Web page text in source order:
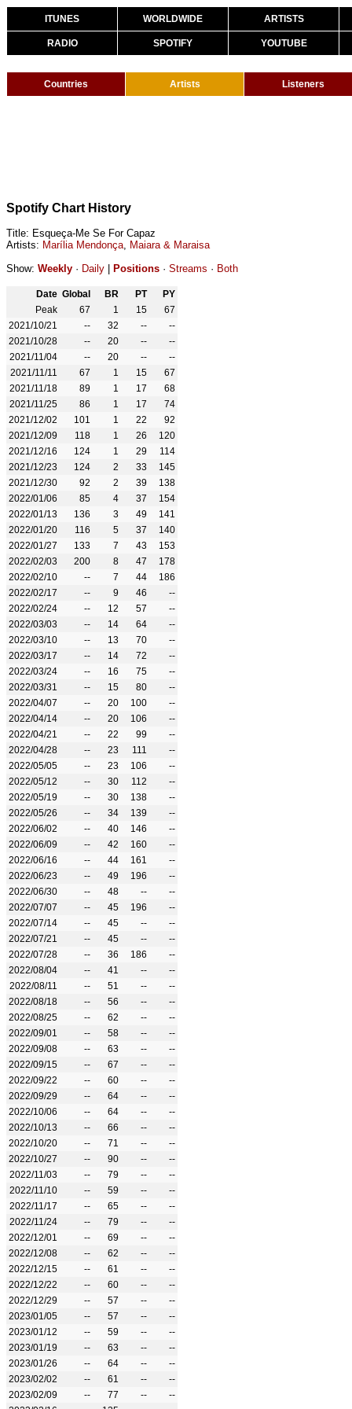
ITUNES WORLDWIDE ARTISTS
RADIO SPOTIFY YOUTUBE
Countries Artists Listeners
Spotify Chart History
Title: Esqueça-Me Se For Capaz
Artists: Marília Mendonça, Maiara & Maraisa
Show: Weekly · Daily Positions · Streams · Both
Date Global BR PT
PY
Peak
67 1 15
67
2021/10/21
-- 32 --
--
2021/10/28
-- 20 --
--
2021/11/04
-- 20 --
--
2021/11/11
67 1 15
67
2021/11/18
89 1 17
68
2021/11/25
86 1 17
74
2021/12/02
101 1 22
92
2021/12/09
118 1 26
120
2021/12/16
124 1 29
114
2021/12/23
124 2 33
145
2021/12/30
92 2 39
138
2022/01/06
85 4 37
154
2022/01/13
136 3 49
141
2022/01/20
116 5 37
140
2022/01/27
133 7 43
153
2022/02/03
200 8 47
178
2022/02/10
-- 7 44
186
2022/02/17
-- 9 46
--
2022/02/24
-- 12 57
--
2022/03/03
-- 14 64
--
2022/03/10
-- 13 70
--
2022/03/17
-- 14 72
--
2022/03/24
-- 16 75
--
2022/03/31
-- 15 80
--
2022/04/07
-- 20 100
--
2022/04/14
-- 20 106
--
2022/04/21
-- 22 99
--
2022/04/28
-- 23 111
--
2022/05/05
-- 23 106
--
2022/05/12
-- 30 112
--
2022/05/19
-- 30 138
--
2022/05/26
-- 34 139
--
2022/06/02
-- 40 146
--
2022/06/09
-- 42 160
--
2022/06/16
-- 44 161
--
2022/06/23
-- 49 196
--
2022/06/30
-- 48 --
--
2022/07/07
-- 45 196
--
2022/07/14
-- 45 --
--
2022/07/21
-- 45 --
--
2022/07/28
-- 36 186
--
2022/08/04
-- 41 --
--
2022/08/11
-- 51 --
--
2022/08/18
-- 56 --
--
2022/08/25
-- 62 --
--
2022/09/01
-- 58 --
--
2022/09/08
-- 63 --
--
2022/09/15
-- 67 --
--
2022/09/22
-- 60 --
--
2022/09/29
-- 64 --
--
2022/10/06
-- 64 --
--
2022/10/13
-- 66 --
--
2022/10/20
-- 71 --
--
2022/10/27
-- 90 --
--
2022/11/03
-- 79 --
--
2022/11/10
-- 59 --
--
2022/11/17
-- 65 --
--
2022/11/24
-- 79 --
--
2022/12/01
-- 69 --
--
2022/12/08
-- 62 --
--
2022/12/15
-- 61 --
--
2022/12/22
-- 60 --
--
2022/12/29
-- 57 --
--
2023/01/05
-- 57 --
--
2023/01/12
-- 59 --
--
2023/01/19
-- 63 --
--
2023/01/26
-- 64 --
--
2023/02/02
-- 61 --
--
2023/02/09
-- 77 --
--